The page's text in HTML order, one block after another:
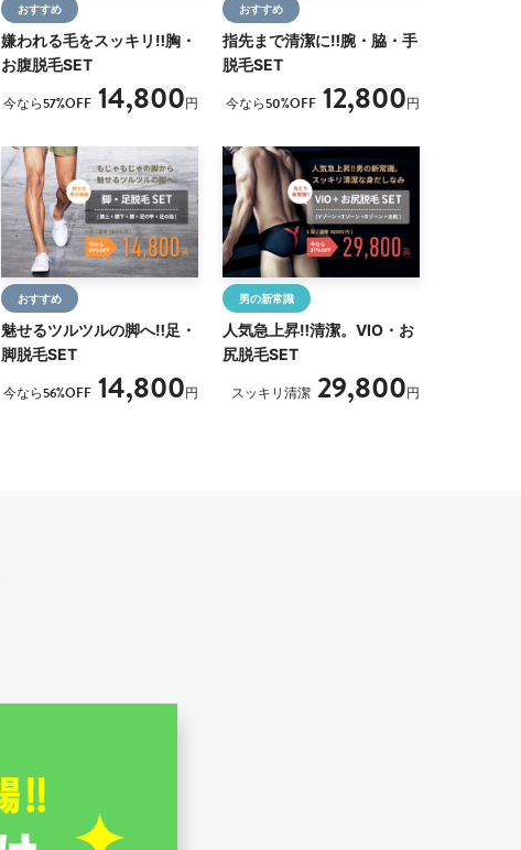
おすすめ
嫌われる毛をスッキリ‼胸・
お腹脱毛SET
今なら57%OFF14,800円
おすすめ
指先まで清潔に‼腕・脇・手
脱毛SET
今なら50%OFF 12,800円
おすすめ
魅せるツルツルの脚へ‼足・
脚脱毛SET
今なら56%OFF14,800円
男の新常識
人気急上昇‼清潔。VIO・お
尻脱毛SET
スッキリ清潔 29,800円